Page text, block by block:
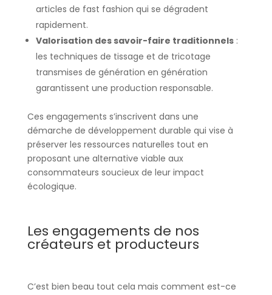
articles de fast fashion qui se dégradent
rapidement.
Valorisation des savoir-faire traditionnels:
les techniques de tissage et de tricotage
transmises de génération en génération
garantissent une production responsable.
Ces engagements s’inscrivent dans une
démarche de développement durable qui vise à
préserver les ressources naturelles tout en
proposant une alternative viable aux
consommateurs soucieux de leur impact
écologique.
Les engagements de nos
créateurs et producteurs
C’est bien beau tout cela mais comment est-ce